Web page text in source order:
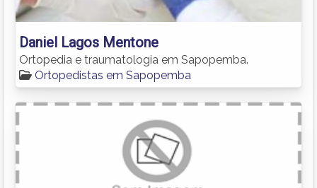
Daniel Lagos Mentone
Ortopedia e traumatologia em Sapopemba.
Ortopedistas em Sapopemba